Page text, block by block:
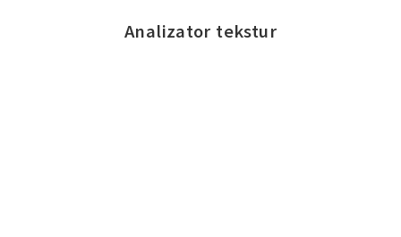
Analizator tekstur